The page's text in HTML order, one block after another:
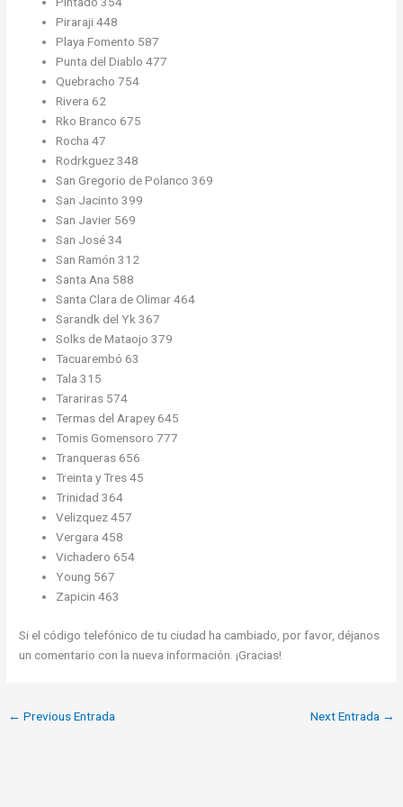
Piraraji 448
Playa Fomento 587
Punta del Diablo 477
Quebracho 754
Rivera 62
Rko Branco 675
Rocha 47
Rodrkguez 348
San Gregorio de Polanco 369
San Jacinto 399
San Javier 569
San José 34
San Ramón 312
Santa Ana 588
Santa Clara de Olimar 464
Sarandk del Yk 367
Solks de Mataojo 379
Tacuarembó 63
Tala 315
Tarariras 574
Termas del Arapey 645
Tomis Gomensoro 777
Tranqueras 656
Treinta y Tres 45
Trinidad 364
Velizquez 457
Vergara 458
Vichadero 654
Young 567
Zapicin 463
Si el código telefónico de tu ciudad ha cambiado, por favor, déjanos
un comentario con la nueva información. ¡Gracias!
← Previous Entrada Next Entrada →